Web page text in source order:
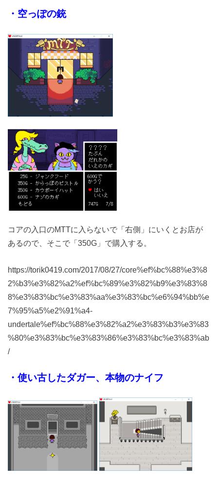
・空っぽの銃
コアの入口のMTTに入らないで「右側」にいくとお店が
あるので、そこで「350G」で購入する。
https://torik0419.com/2017/08/27/core%ef%bc%88%e3%8
2%b3%e3%82%a2%ef%bc%89%e3%82%b9%e3%83%8
8%e3%83%bc%e3%83%aa%e3%83%bc%e6%94%bb%e
7%95%a5%e2%91%a4-
undertale%ef%bc%88%e3%82%a2%e3%83%b3%e3%83
%80%e3%83%bc%e3%83%86%e3%83%bc%e3%83%ab
/
・使い古したダガー、本物のナイフ